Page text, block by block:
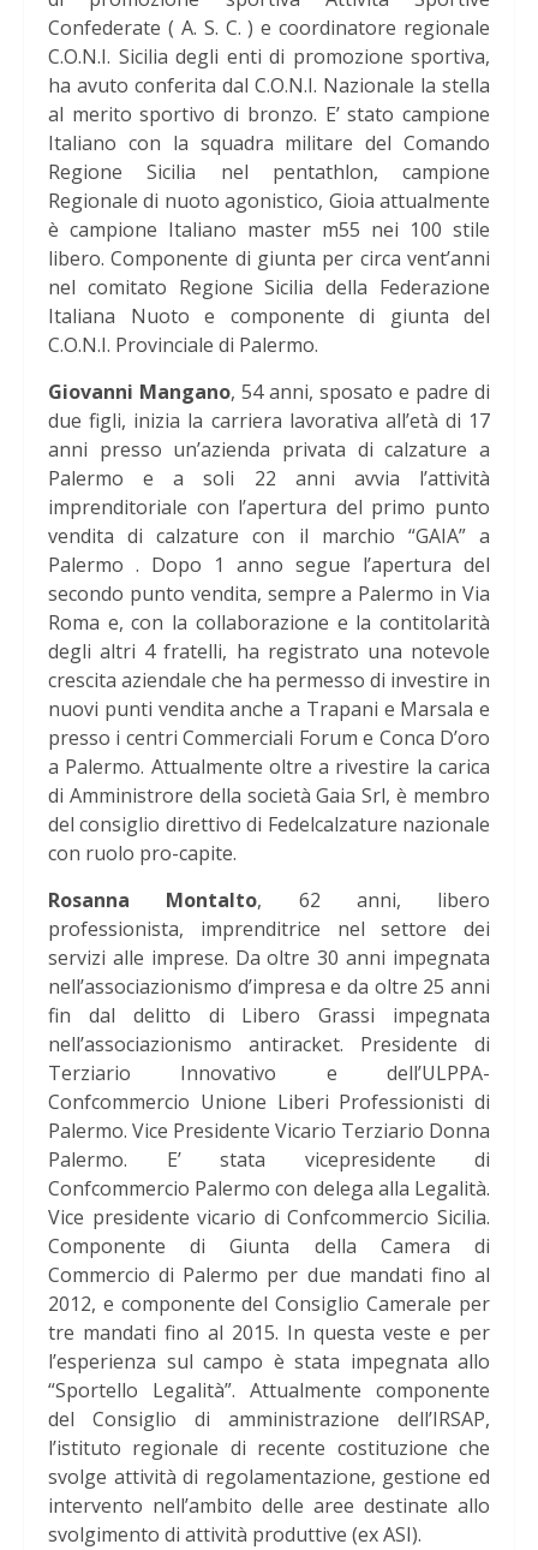
Confederate ( A. S. C. ) e coordinatore regionale
C.O.N.I. Sicilia degli enti di promozione sportiva,
ha avuto conferita dal C.O.N.I. Nazionale la stella
al merito sportivo di bronzo. E’ stato campione
Italiano con la squadra militare del Comando
Regione Sicilia nel pentathlon, campione
Regionale di nuoto agonistico, Gioia attualmente
è campione Italiano master m55 nei 100 stile
libero. Componente di giunta per circa vent’anni
nel comitato Regione Sicilia della Federazione
Italiana Nuoto e componente di giunta del
C.O.N.I. Provinciale di Palermo.
Giovanni Mangano, 54 anni, sposato e padre di
due figli, inizia la carriera lavorativa all’età di 17
anni presso un’azienda privata di calzature a
Palermo e a soli 22 anni avvia l’attività
imprenditoriale con l’apertura del primo punto
vendita di calzature con il marchio “GAIA” a
Palermo . Dopo 1 anno segue l’apertura del
secondo punto vendita, sempre a Palermo in Via
Roma e, con la collaborazione e la contitolarità
degli altri 4 fratelli, ha registrato una notevole
crescita aziendale che ha permesso di investire in
nuovi punti vendita anche a Trapani e Marsala e
presso i centri Commerciali Forum e Conca D’oro
a Palermo. Attualmente oltre a rivestire la carica
di Amministrore della società Gaia Srl, è membro
del consiglio direttivo di Fedelcalzature nazionale
con ruolo pro-capite.
Rosanna Montalto, 62 anni, libero
professionista, imprenditrice nel settore dei
servizi alle imprese. Da oltre 30 anni impegnata
nell’associazionismo d’impresa e da oltre 25 anni
fin dal delitto di Libero Grassi impegnata
nell’associazionismo antiracket. Presidente di
Terziario Innovativo e dell’ULPPA-
Confcommercio Unione Liberi Professionisti di
Palermo. Vice Presidente Vicario Terziario Donna
Palermo. E’ stata vicepresidente di
Confcommercio Palermo con delega alla Legalità.
Vice presidente vicario di Confcommercio Sicilia.
Componente di Giunta della Camera di
Commercio di Palermo per due mandati fino al
2012, e componente del Consiglio Camerale per
tre mandati fino al 2015. In questa veste e per
l’esperienza sul campo è stata impegnata allo
“Sportello Legalità”. Attualmente componente
del Consiglio di amministrazione dell’IRSAP,
l’istituto regionale di recente costituzione che
svolge attività di regolamentazione, gestione ed
intervento nell’ambito delle aree destinate allo
svolgimento di attività produttive (ex ASI).